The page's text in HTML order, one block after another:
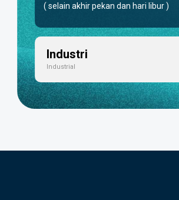
( selain akhir pekan dan hari libur )
Industri
Industrial